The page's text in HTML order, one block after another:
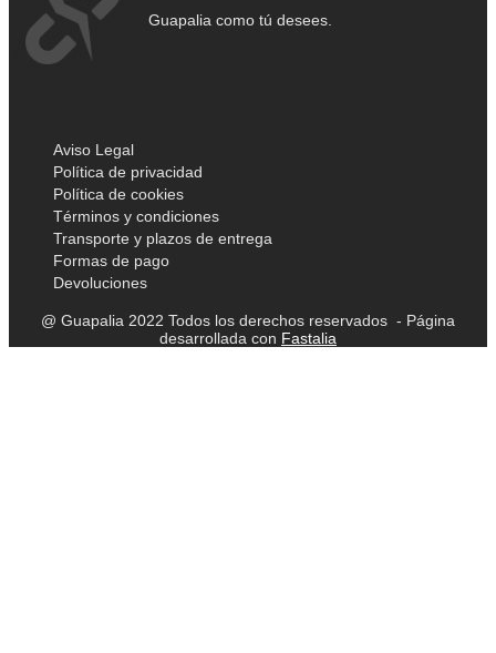
Guapalia como tú desees.
Aviso Legal
Política de privacidad
Política de cookies
Términos y condiciones
Transporte y plazos de entrega
Formas de pago
Devoluciones
@ Guapalia 2022 Todos los derechos reservados - Página
desarrollada con Fastalia